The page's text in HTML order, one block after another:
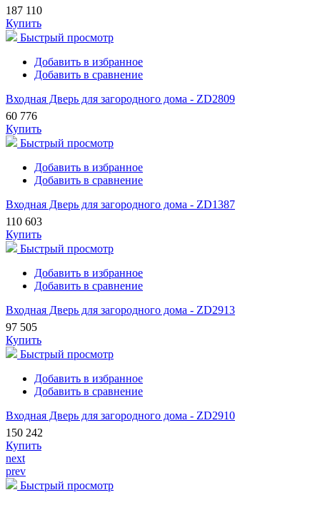
187 110
Купить
Быстрый просмотр
Добавить в избранное
Добавить в сравнение
Входная Дверь для загородного дома - ZD2809
60 776
Купить
Быстрый просмотр
Добавить в избранное
Добавить в сравнение
Входная Дверь для загородного дома - ZD1387
110 603
Купить
Быстрый просмотр
Добавить в избранное
Добавить в сравнение
Входная Дверь для загородного дома - ZD2913
97 505
Купить
Быстрый просмотр
Добавить в избранное
Добавить в сравнение
Входная Дверь для загородного дома - ZD2910
150 242
Купить
next
prev
Быстрый просмотр